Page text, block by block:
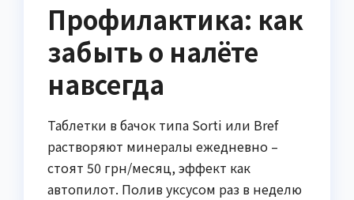
Профилактика: как
забыть о налёте
навсегда
Таблетки в бачок типа Sorti или Bref
растворяют минералы ежедневно –
стоят 50 грн/месяц, эффект как
автопилот. Полив уксусом раз в неделю